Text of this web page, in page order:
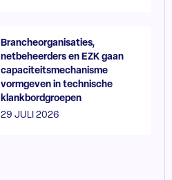
Brancheorganisaties,
netbeheerders en EZK gaan
capaciteitsmechanisme
vormgeven in technische
klankbordgroepen
29 JULI 2026